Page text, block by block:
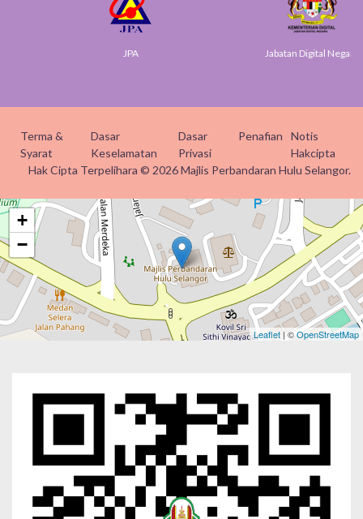
Jabatan Digital Negara
Terma &
Syarat
Dasar
Keselamatan
Dasar
Privasi
Penafian
Notis
Hakcipta
Hak Cipta Terpelihara © 2026 Majlis Perbandaran Hulu Selangor.
+
−
Leaflet | ©OpenStreetMap